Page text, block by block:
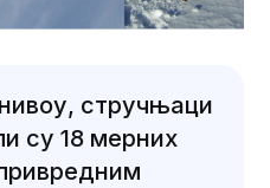
стручњаци
су 18 мерних